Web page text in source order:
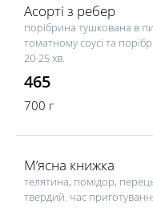
Асорті з ребер
порібрина тушкована в
томатному соусі та
20-25 хв.
465
700 г
М’ясна книжка
телятина, помідор,
твердий. час